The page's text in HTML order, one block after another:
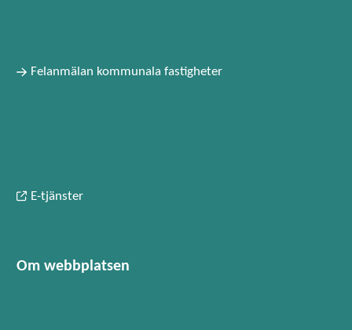
Felanmälan kommunala fastigheter
E-tjänster
Om webbplatsen